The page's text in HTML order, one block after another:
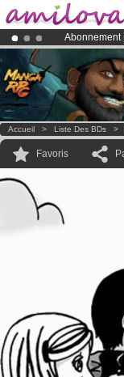
Abonnement
Le
Déjà 134393
Accueil > Liste Des BDs >
Favoris